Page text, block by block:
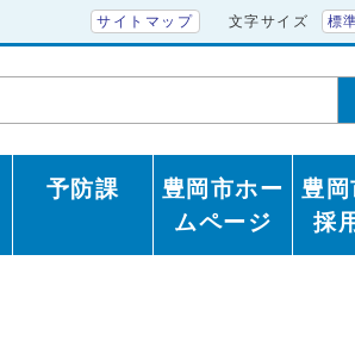
サイトマップ 文字サイズ 標
予防課
豊岡市ホー
ムページ
豊岡
採